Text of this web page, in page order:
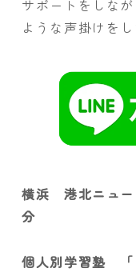
サポートをしな
ような声掛けを
横浜 港北ニュ
分
個人別学習塾 「